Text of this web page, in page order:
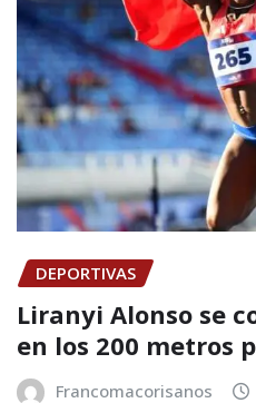
DEPORTIVAS
Liranyi Alonso se
en los 200 metros
Francomacorisanos